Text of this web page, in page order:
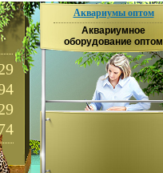
Аквариумы оптом
Аквариумное
оборудование оптом